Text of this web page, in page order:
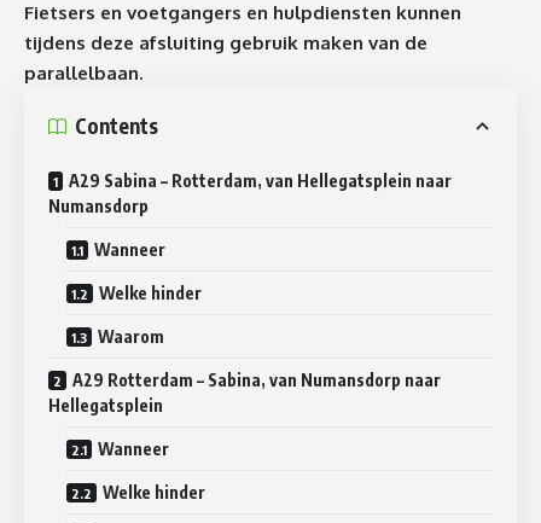
Fietsers en voetgangers en hulpdiensten kunnen
tijdens deze afsluiting gebruik maken van de
parallelbaan.
Contents
A29 Sabina – Rotterdam, van Hellegatsplein naar
Numansdorp
Wanneer
Welke hinder
Waarom
A29 Rotterdam – Sabina, van Numansdorp naar
Hellegatsplein
Wanneer
Welke hinder